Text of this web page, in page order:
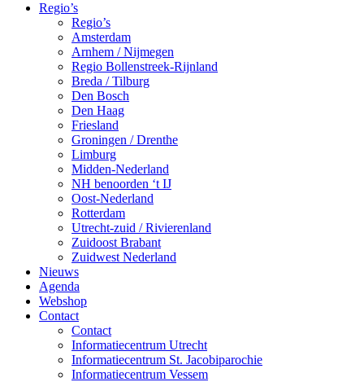
Regio’s
Regio’s
Amsterdam
Arnhem / Nijmegen
Regio Bollenstreek-Rijnland
Breda / Tilburg
Den Bosch
Den Haag
Friesland
Groningen / Drenthe
Limburg
Midden-Nederland
NH benoorden ‘t IJ
Oost-Nederland
Rotterdam
Utrecht-zuid / Rivierenland
Zuidoost Brabant
Zuidwest Nederland
Nieuws
Agenda
Webshop
Contact
Contact
Informatiecentrum Utrecht
Informatiecentrum St. Jacobiparochie
Informatiecentrum Vessem